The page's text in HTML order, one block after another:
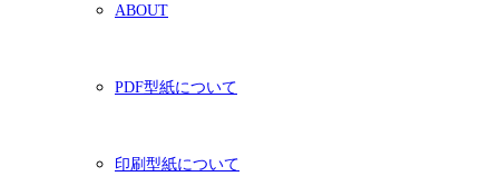
ABOUT
PDF型紙について
印刷型紙について